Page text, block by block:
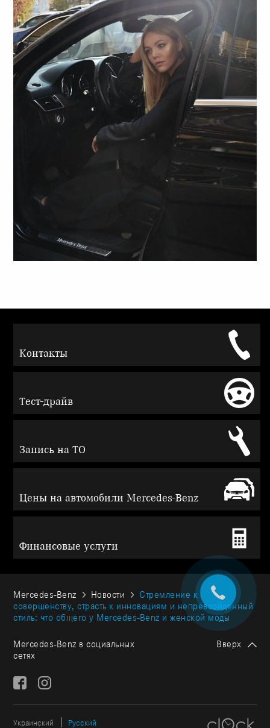
Контакты
Тест-драйв
Запись на ТО
Цены на автомобили Mercedes-Benz
Финансовые услуги
Mercedes-Benz Новости
Стремление к
совершенству, страсть к инновациям и непревзойденный
стиль: что общего у Mercedes-Benz и женской моды
Mercedes-Benz в социальных
сетях
Вверх
Украинский Русский